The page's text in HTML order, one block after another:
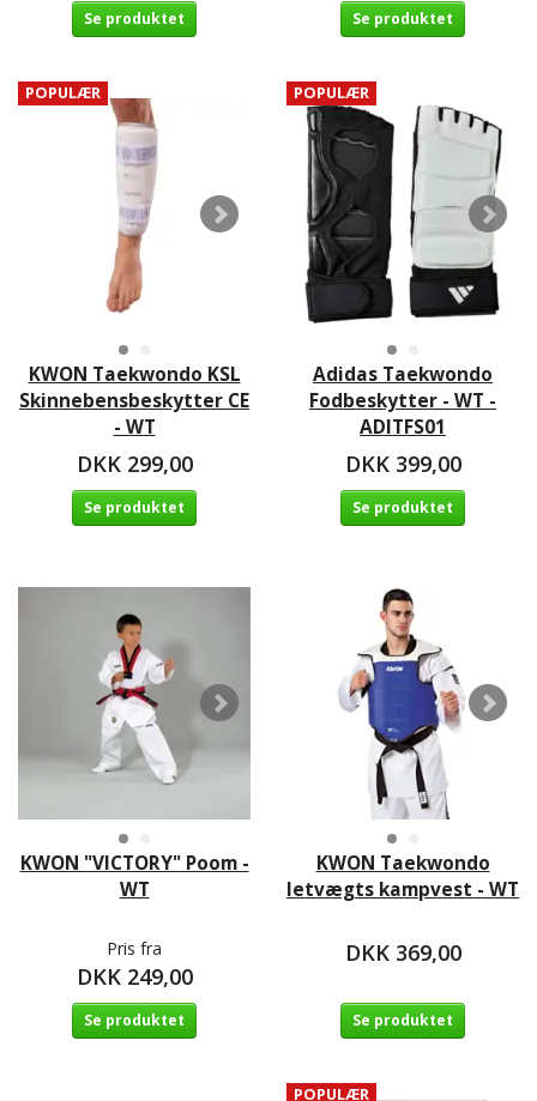
Se produktet
Se produktet
POPULÆR
KWON Taekwondo KSL
Skinnebensbeskytter CE
- WT
DKK 299,00
Se produktet
POPULÆR
Adidas Taekwondo
Fodbeskytter - WT -
ADITFS01
DKK 399,00
Se produktet
KWON "VICTORY" Poom -
WT
Pris fra
DKK 249,00
Se produktet
KWON Taekwondo
letvægts kampvest - WT
DKK 369,00
Se produktet
POPULÆR